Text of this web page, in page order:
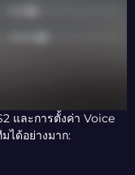
และการตั้งค่า Voice
ได้อย่างมาก: